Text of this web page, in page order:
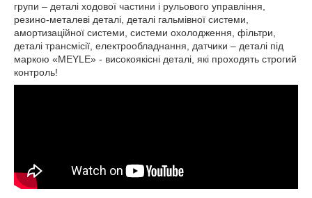
групи – деталі ходової частини і рульового управління,
резино-металеві деталі, деталі гальмівної системи,
амортизаційної системи, системи охолодження, фільтри,
деталі трансмісії, електрообладнання, датчики – деталі під
маркою «MEYLE» - високоякісні деталі, які проходять строгий
контроль!